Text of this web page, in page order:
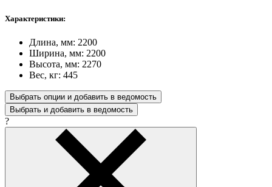
Характеристики:
Длина, мм: 2200
Ширина, мм: 2200
Высота, мм: 2270
Вес, кг: 445
Выбрать опции и добавить в ведомость
Выбрать и добавить в ведомость
?